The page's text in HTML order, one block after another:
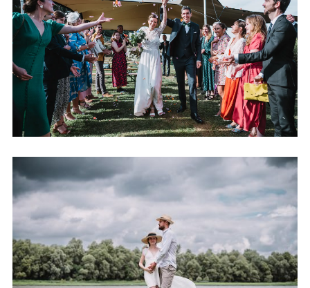
MARIAGE CÉCILE ET NICOLAS
+ OUVRIR
SÉANCE GROSSESSE EN BORDS DE
LOIRE
+ OUVRIR